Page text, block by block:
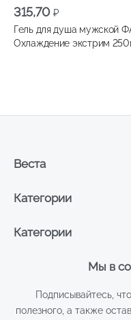
315,70 ₽
Гель для душа мужской
Охлаждение экстрим
Мы в
Подписывайтесь,
полезного, а также
Категории
Категории
Веста